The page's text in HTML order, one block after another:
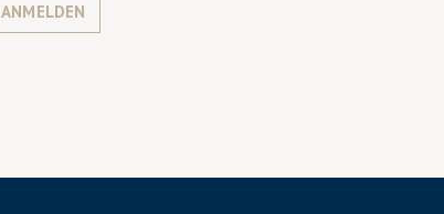
ANMELDEN